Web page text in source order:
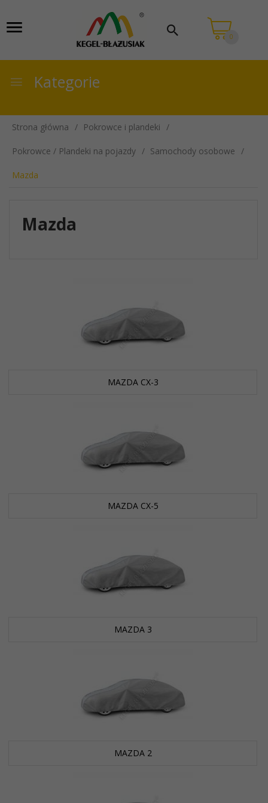
0
Kategorie
Strona główna Pokrowce i plandeki
Pokrowce / Plandeki na pojazdy Samochody osobowe
Mazda
Mazda
MAZDA CX-3
MAZDA CX-5
MAZDA 3
MAZDA 2